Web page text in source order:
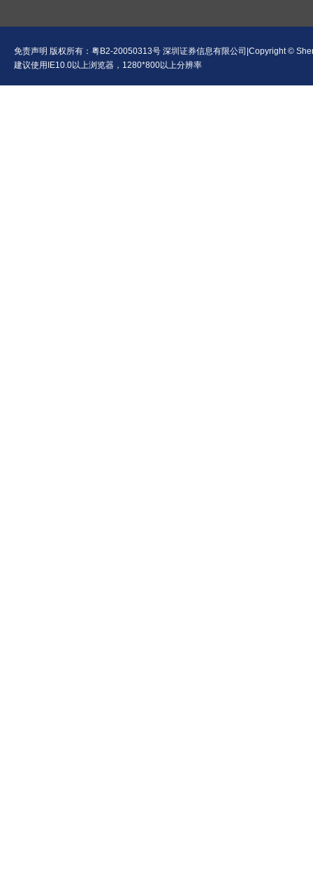
免责声明 版权所有： 粤B2-20050313号 深圳证券信息有限公司|Copyright ©
建议使用IE10.0以上浏览器，1280*800以上分辨率